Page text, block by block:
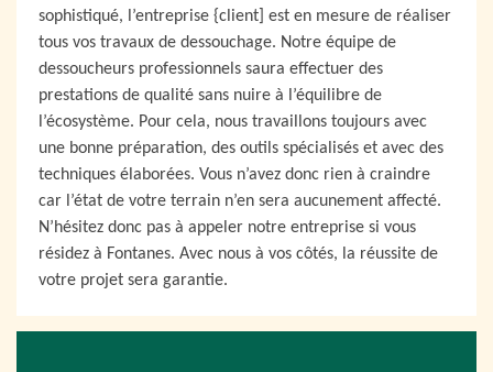
sophistiqué, l’entreprise {client] est en mesure de réaliser
tous vos travaux de dessouchage. Notre équipe de
dessoucheurs professionnels saura effectuer des
prestations de qualité sans nuire à l’équilibre de
l’écosystème. Pour cela, nous travaillons toujours avec
une bonne préparation, des outils spécialisés et avec des
techniques élaborées. Vous n’avez donc rien à craindre
car l’état de votre terrain n’en sera aucunement affecté.
N’hésitez donc pas à appeler notre entreprise si vous
résidez à Fontanes. Avec nous à vos côtés, la réussite de
votre projet sera garantie.